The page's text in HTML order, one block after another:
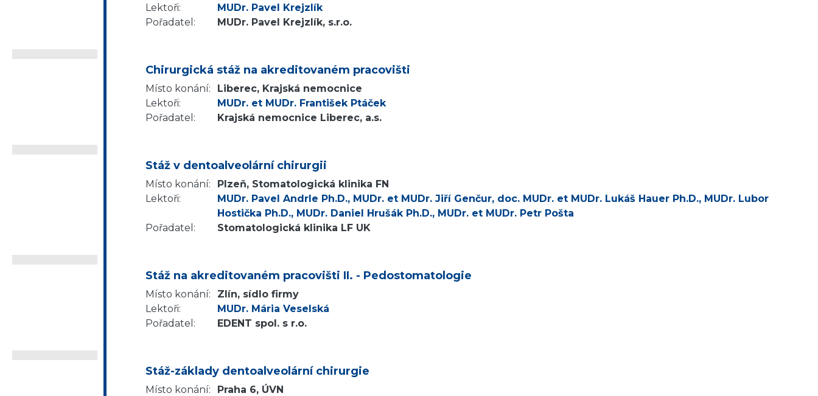
Lektoři:
MUDr. Pavel Krejzlík
Pořadatel:
MUDr. Pavel Krejzlík, s.r.o.
Chirurgická stáž na akreditovaném pracovišti
Místo konání:
Liberec, Krajská nemocnice
Lektoři:
MUDr. et MUDr. František Ptáček
Pořadatel:
Krajská nemocnice Liberec, a.s.
Stáž v dentoalveolární chirurgii
Místo konání:
Plzeň, Stomatologická klinika FN
Lektoři:
MUDr. Pavel Andrle Ph.D., MUDr. et MUDr. Jiří Genčur, doc. MUDr. et MUDr. Lukáš Hauer Ph.D., MUDr. Lubor
Hostička Ph.D., MUDr. Daniel Hrušák Ph.D., MUDr. et MUDr. Petr Pošta
Pořadatel:
Stomatologická klinika LF UK
Stáž na akreditovaném pracovišti II. - Pedostomatologie
Místo konání:
Zlín, sídlo firmy
Lektoři:
MUDr. Mária Veselská
Pořadatel:
EDENT spol. s r.o.
Stáž-základy dentoalveolární chirurgie
Místo konání:
Praha 6, ÚVN